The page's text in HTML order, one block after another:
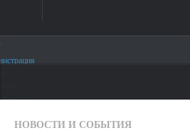
Обратная связь с гражданами
.
НОВОСТИ И СОБЫТИЯ